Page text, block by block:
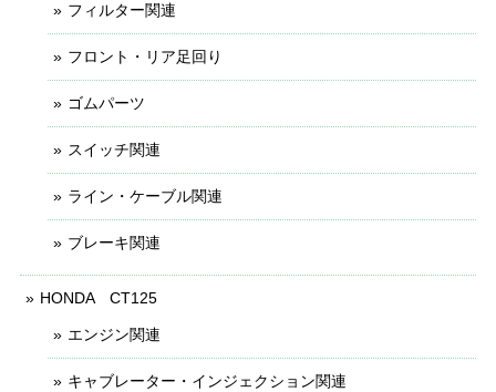
フィルター関連
フロント・リア足回り
ゴムパーツ
スイッチ関連
ライン・ケーブル関連
ブレーキ関連
HONDA CT125
エンジン関連
キャブレーター・インジェクション関連